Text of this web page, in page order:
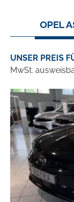
OPEL
UNSER PREIS
MwSt.